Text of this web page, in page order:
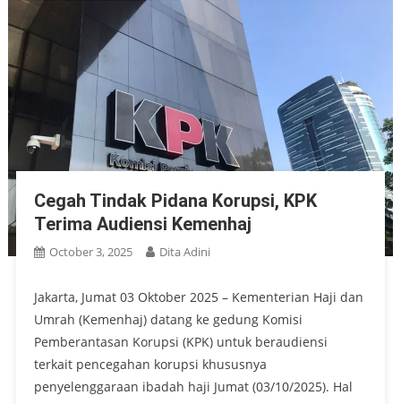
Cegah Tindak Pidana Korupsi, KPK
Terima Audiensi Kemenhaj
October 3, 2025 Dita Adini
Jakarta, Jumat 03 Oktober 2025 – Kementerian Haji dan
Umrah (Kemenhaj) datang ke gedung Komisi
Pemberantasan Korupsi (KPK) untuk beraudiensi
terkait pencegahan korupsi khususnya
penyelenggaraan ibadah haji Jumat (03/10/2025). Hal